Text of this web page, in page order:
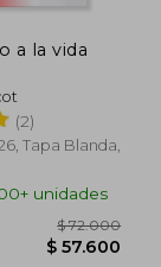
a la vida
(2)
Tapa Blanda,
unidades